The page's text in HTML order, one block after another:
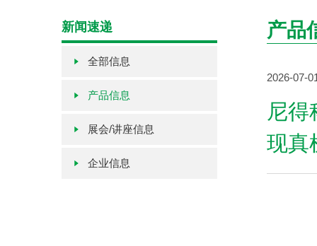
新闻速递
全部信息
产品信息
展会/讲座信息
企业信息
产品
2026-07-
尼得
现真